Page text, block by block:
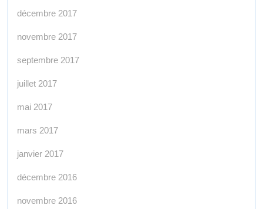
décembre 2017
novembre 2017
septembre 2017
juillet 2017
mai 2017
mars 2017
janvier 2017
décembre 2016
novembre 2016